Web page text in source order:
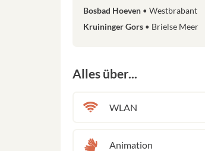
Bosbad Hoeven
Westbrabant
Kruininger Gors
Brielse Meer
Alles über...
WLAN
Animation